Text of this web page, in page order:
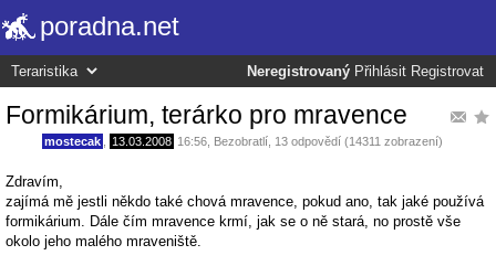
poradna.net
Neregistrovaný Přihlásit Registrovat
Formikárium, terárko pro mravence
mostecak 13.03.2008 16:56 Bezobratlí , 13 odpovědí (14311 zobrazení)
Zdravím,
zajímá mě jestli někdo také chová mravence, pokud ano, tak jaké používá
formikárium. Dále čím mravence krmí, jak se o ně stará, no prostě vše
okolo jeho malého mraveniště.